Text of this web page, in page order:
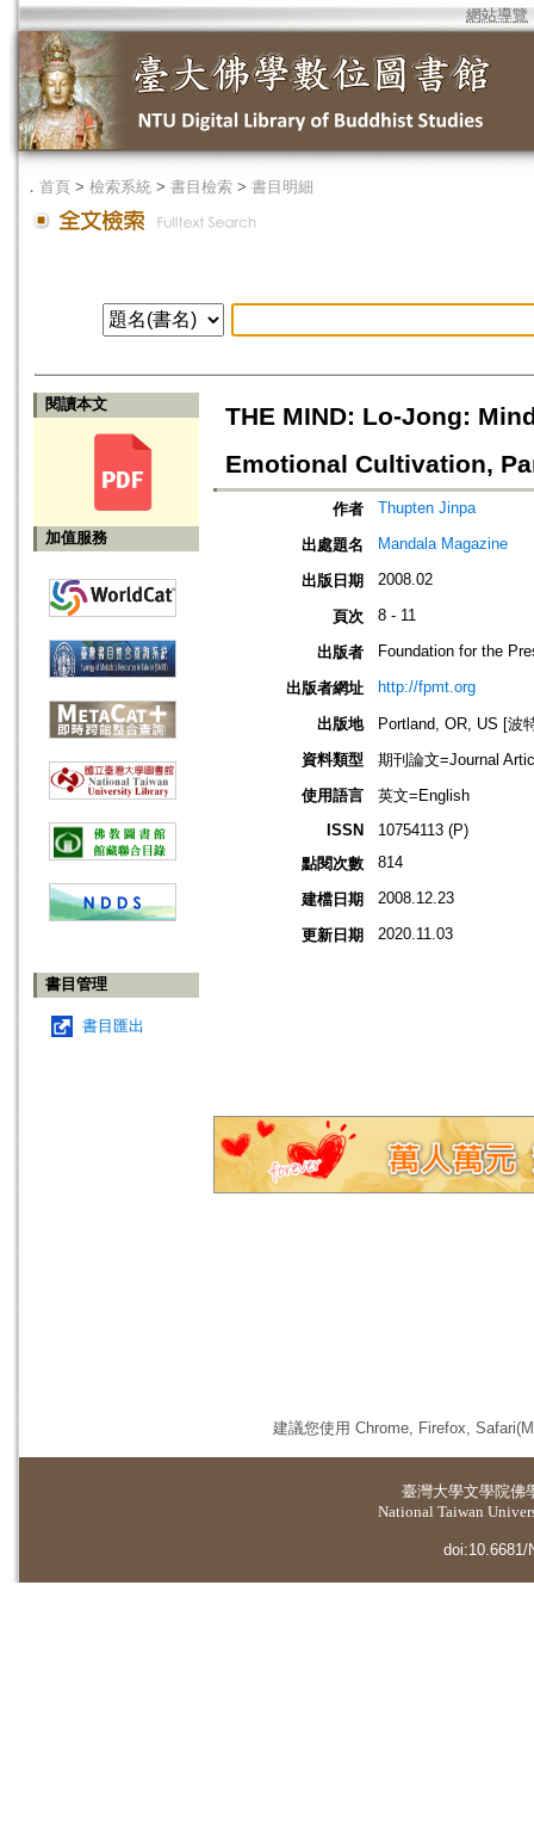
網站導覽
． 首頁 > 檢索系統 > 書目檢索 > 書目明細
閱讀本文
加值服務
書目管理
書目匯出
THE MIND: Lo-Jong:
Emotional Cultivation,
作者 Thupten Jinpa
出處題名 Mandala Magazine
出版日期 2008.02
頁次 8 - 11
出版者 Foundation for the
出版者網址 http://fpmt.org
出版地
Portland, OR, US [波
資料類型
期刊論文=Journal
使用語言
英文=English
ISSN
10754113 (P)
點閱次數
814
建檔日期 2008.12.23
更新日期 2020.11.03
建議您使用 Chrome, Firefox,
臺灣大學文學院佛
National Taiwan
doi:10.6681/